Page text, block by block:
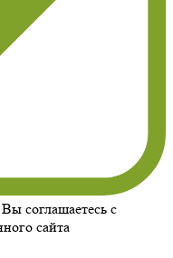
соглашаетесь с
сайта